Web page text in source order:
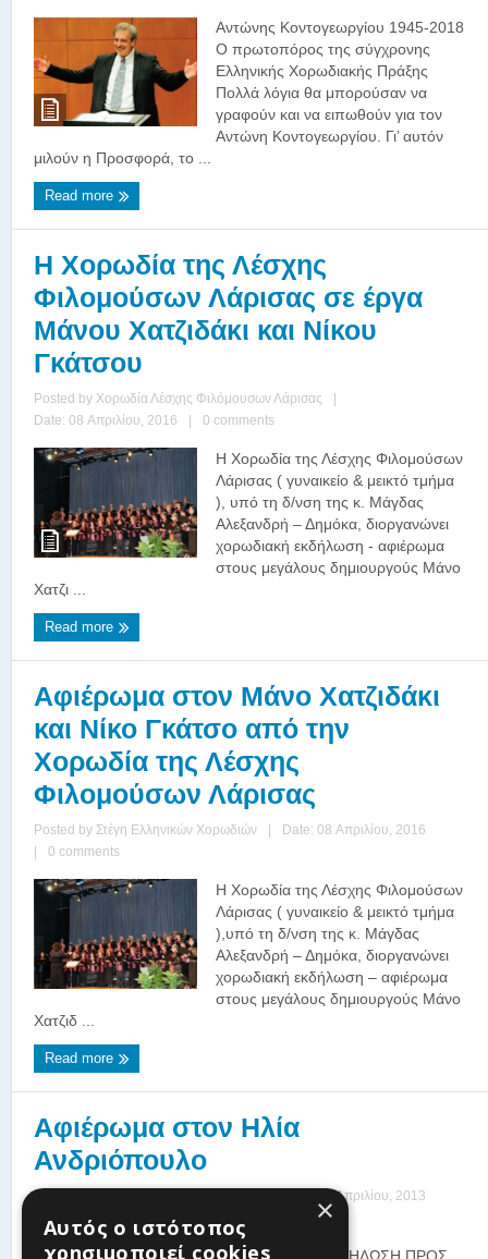
Αντώνης Κοντογεωργίου 1945-2018
Ο πρωτοπόρος της σύγχρονης
Ελληνικής Χορωδιακής Πράξης
Πολλά λόγια θα μπορούσαν να
γραφούν και να ειπωθούν για τον
Αντώνη Κοντογεωργίου. Γι’ αυτόν
μιλούν η Προσφορά, το ...
Read more
Η Χορωδία της Λέσχης
Φιλομούσων Λάρισας σε έργα
Μάνου Χατζιδάκι και Νίκου
Γκάτσου
Posted by Χορωδία Λέσχης Φιλόμουσων Λάρισας
|
Date: 08 Απριλίου, 2016
| 0 comments
Η Χορωδία της Λέσχης Φιλομούσων
Λάρισας ( γυναικείο & μεικτό τμήμα
), υπό τη δ/νση της κ. Μάγδας
Αλεξανδρή – Δημόκα, διοργανώνει
χορωδιακή εκδήλωση - αφιέρωμα
στους μεγάλους δημιουργούς Μάνο
Χατζι ...
Read more
Αφιέρωμα στον Μάνο Χατζιδάκι
και Νίκο Γκάτσο από την
Χορωδία της Λέσχης
Φιλομούσων Λάρισας
Posted by Στέγη Ελληνικών Χορωδιών |
Date: 08 Απριλίου, 2016
|
0 comments
Η Χορωδία της Λέσχης Φιλομούσων
Λάρισας ( γυναικείο & μεικτό τμήμα
),υπό τη δ/νση της κ. Μάγδας
Αλεξανδρή – Δημόκα, διοργανώνει
χορωδιακή εκδήλωση – αφιέρωμα
στους μεγάλους δημιουργούς Μάνο
Χατζιδ ...
Read more
Αφιέρωμα στον Ηλία
Ανδριόπουλο
Posted by
Date: 07 Απριλίου, 2013
0 comments
ΣΥΓΚΙΝΗΤΙΚΗ ΕΚΔΗΛΩΣΗ ΠΡΟΣ
×
Αυτός ο ιστότοπος
χρησιμοποιεί cookies